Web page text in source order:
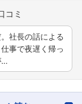
社長の話による
事で夜遅く帰っ
…